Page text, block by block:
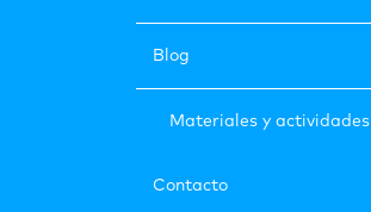
Blog
Materiales y actividades
Contacto